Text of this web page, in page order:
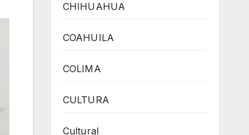
CHIHUAHUA
COAHUILA
COLIMA
CULTURA
Cultural